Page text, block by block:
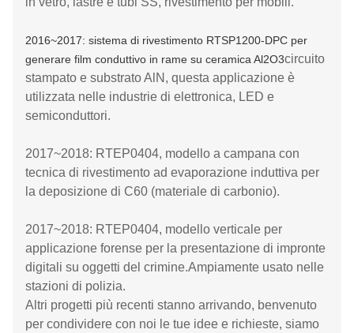
2016~2017: sistema di rivestimento RTSP1200-DPC per
generare film conduttivo in rame su ceramica Al2O3circuito
stampato e substrato AlN, questa applicazione è
utilizzata nelle industrie di elettronica, LED e
semiconduttori.
2017~2018: RTEP0404, modello a campana con
tecnica di rivestimento ad evaporazione induttiva per
la deposizione di C60 (materiale di carbonio).
2017~2018: RTEP0404, modello verticale per
applicazione forense per la presentazione di impronte
digitali su oggetti del crimine.Ampiamente usato nelle
stazioni di polizia.
Altri progetti più recenti stanno arrivando, benvenuto
per condividere con noi le tue idee e richieste, siamo